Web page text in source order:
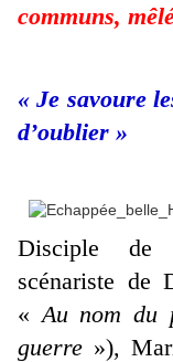
communs,
« Je savoure
d’oublier »
Disciple de
scénariste de
« Au nom du
guerre »),